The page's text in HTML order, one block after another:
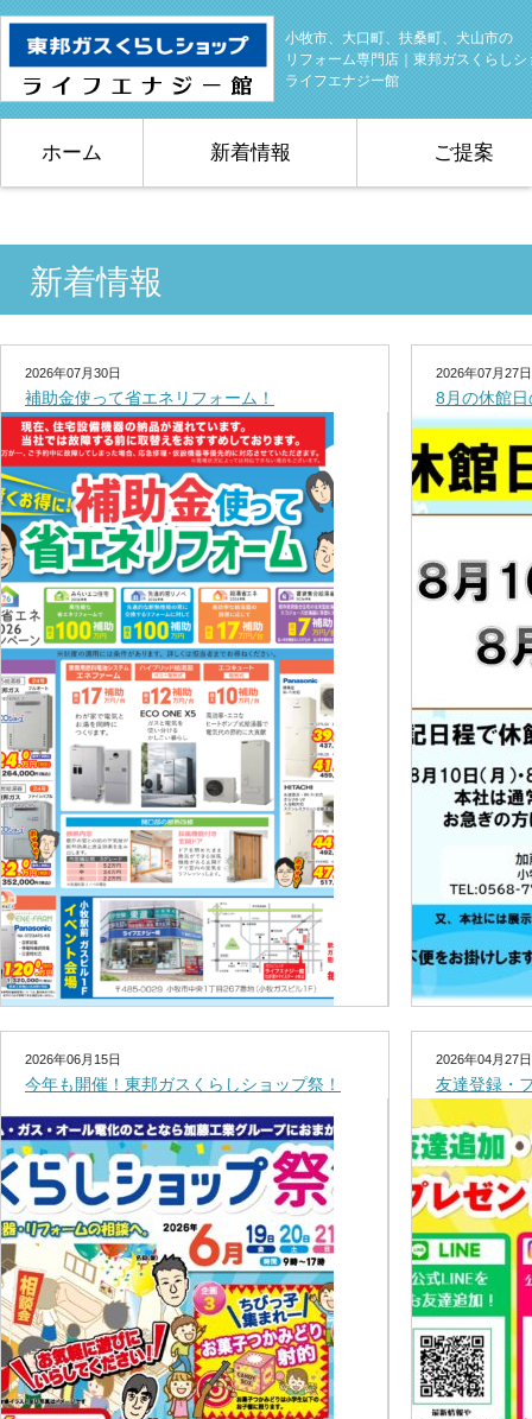
小牧市、大口町、扶桑町、犬山市の
リフォーム専門店｜東邦ガスくらしシ
ライフエナジー館
ホーム 新着情報 ご提案
新着情報
2026年07月30日
補助金使って省エネリフォーム！
2026年07月27日
8月の休館
2026年06月15日
今年も開催！東邦ガスくらしショップ祭！
2026年04月27日
友達登録・